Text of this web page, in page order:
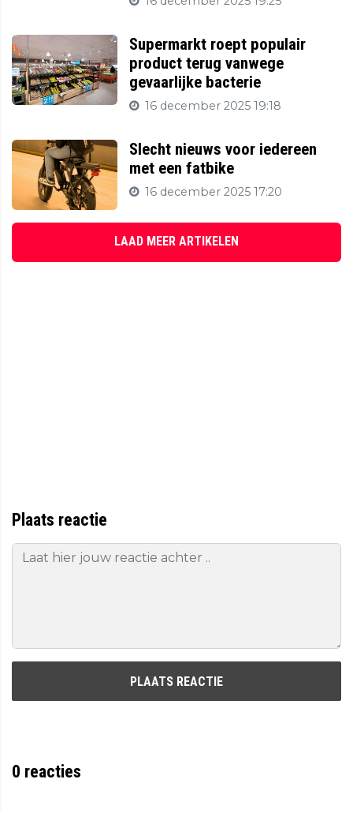
Supermarkt roept populair
product terug vanwege
gevaarlijke bacterie
16 december 2025 19:18
Slecht nieuws voor iedereen
met een fatbike
16 december 2025 17:20
LAAD MEER ARTIKELEN
Plaats reactie
PLAATS REACTIE
0 reacties